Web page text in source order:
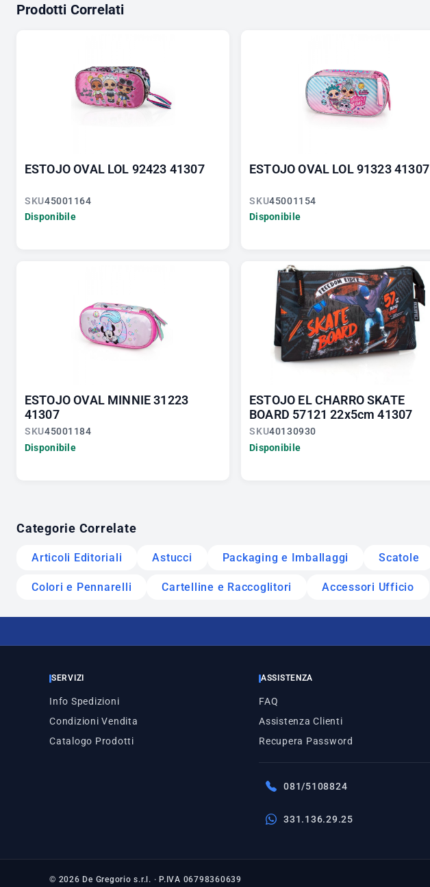
Prodotti Correlati
ESTOJO OVAL LOL 92423 41307
SKU45001164
Disponibile
ESTOJO OVAL LOL 91323 41307
SKU45001154
Disponibile
ESTOJO OVAL MINNIE 31223
41307
SKU45001184
Disponibile
ESTOJO EL CHARRO SKATE
BOARD 57121 22x5cm 41307
SKU40130930
Disponibile
Categorie Correlate
Articoli Editoriali Astucci Packaging e Imballaggi Scatole
Colori e Pennarelli Cartelline e Raccoglitori Accessori Ufficio
SERVIZI
Info Spedizioni
Condizioni Vendita
Catalogo Prodotti
ASSISTENZA
FAQ
Assistenza Clienti
Recupera Password
081/5108824
331.136.29.25
© 2026 De Gregorio s.r.l. · P.IVA 06798360639